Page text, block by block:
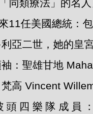
同類療法」的名人
11任美國總統：
亞二世，她的皇
：聖雄甘地
高 Vincent
頭四樂隊成員